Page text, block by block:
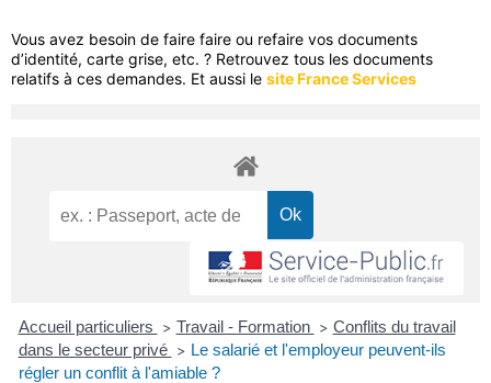
Vous avez besoin de faire faire ou refaire vos documents
d’identité, carte grise, etc. ? Retrouvez tous les documents
relatifs à ces demandes. Et aussi le site France Services
Accueil particuliers > Travail - Formation > Conflits du travail
dans le secteur privé > Le salarié et l'employeur peuvent-ils
régler un conflit à l'amiable ?